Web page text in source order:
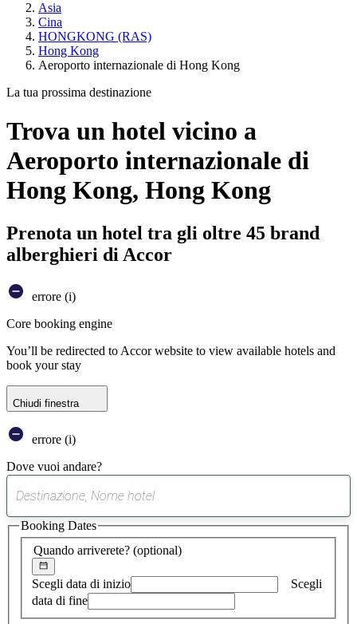
Asia
Cina
HONGKONG (RAS)
Hong Kong
Aeroporto internazionale di Hong Kong
La tua prossima destinazione
Trova un hotel vicino a
Aeroporto internazionale di
Hong Kong, Hong Kong
Prenota un hotel tra gli oltre 45 brand
alberghieri di Accor
errore (i)
Core booking engine
You’ll be redirected to Accor website to view available hotels and
book your stay
Chiudi finestra
errore (i)
Dove vuoi andare?
suggerimento
trovato
Quando arriverete? (optional)
Scegli data di inizio
Scegli
data di fine
Booking Dates